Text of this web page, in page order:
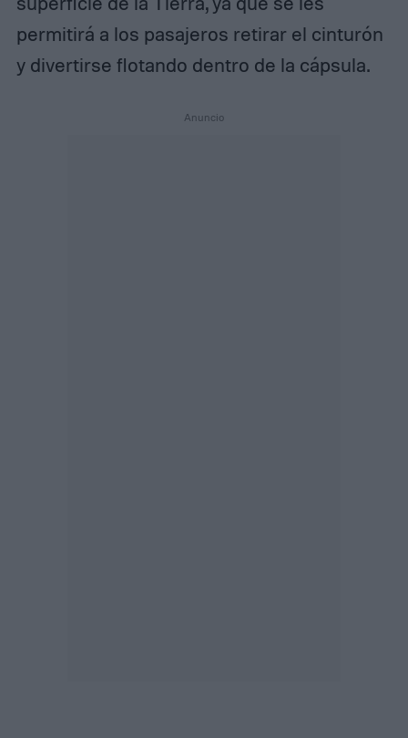
permitirá a los pasajeros retirar el cinturón
y divertirse flotando dentro de la cápsula.